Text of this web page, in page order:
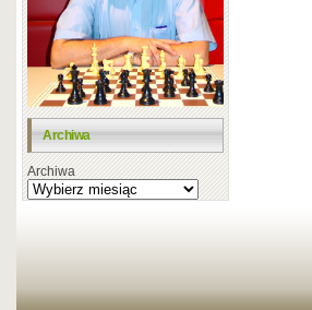
Archiwa
Archiwa